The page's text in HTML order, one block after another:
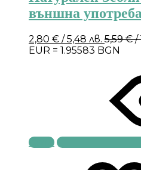
външна
2,80 € / 5,48 лв. 5,59€/
EUR = 1.95583 BGN
Купи